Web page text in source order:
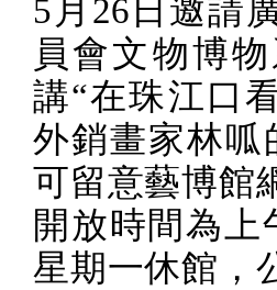
5 月 26 日邀請
員會文物博
講“在珠江口
外銷畫家林呱
可留意藝博館
開放時間為上
星期一休館，